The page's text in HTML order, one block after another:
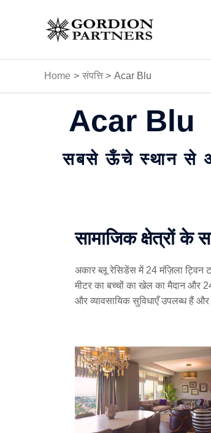
Home संपत्ति Acar Blu
Acar Blu
सबसे ऊँचे स्थान से
सामाजिक क्षेत्रों के
अकार ब्लू रेसिडेंस में 24 मंज़िला ट्विन
मीटर का बच्चों का खेल का मैदान और
और व्यावसायिक सुविधाएँ उपलब्ध हैं